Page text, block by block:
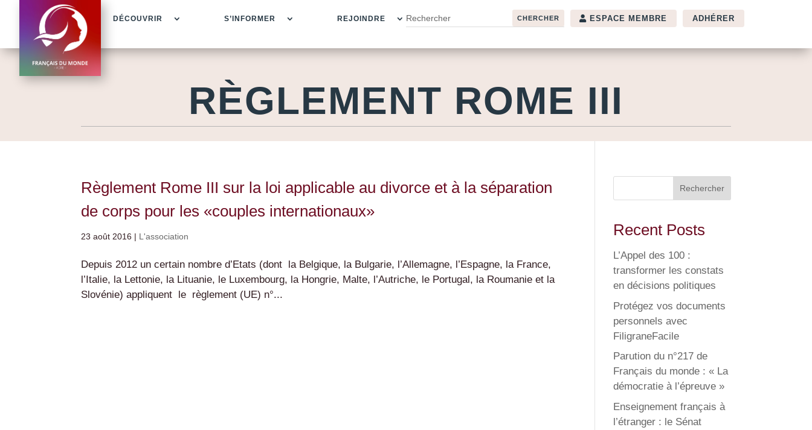
DÉCOUVRIR S’INFORMER REJOINDRE ESPACE MEMBRE ADHÉRER
RÈGLEMENT ROME III
Règlement Rome III sur la loi applicable au divorce et à la séparation
de corps pour les «couples internationaux»
23 août 2016 | L'association
Depuis 2012 un certain nombre d’Etats (dont la Belgique, la Bulgarie, l’Allemagne, l’Espagne, la France,
l’Italie, la Lettonie, la Lituanie, le Luxembourg, la Hongrie, Malte, l’Autriche, le Portugal, la Roumanie et la
Slovénie) appliquent le règlement (UE) n°...
Rechercher
Recent Posts
L’Appel des 100 :
transformer les constats
en décisions politiques
Protégez vos documents
personnels avec
FiligraneFacile
Parution du n°217 de
Français du monde : « La
démocratie à l’épreuve »
Enseignement français à
l’étranger : le Sénat